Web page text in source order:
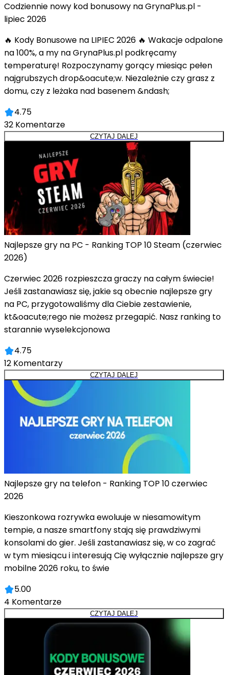
Codziennie nowy kod bonusowy na GrynaPlus.pl -
lipiec 2026
🔥 Kody Bonusowe na LIPIEC 2026 🔥 Wakacje odpalone
na 100%, a my na GrynaPlus.pl podkręcamy
temperaturę! Rozpoczynamy gorący miesiąc pełen
najgrubszych drop&oacute;w. Niezależnie czy grasz z
domu, czy z leżaka nad basenem &ndash;
4.75
32 Komentarze
CZYTAJ DALEJ
Najlepsze gry na PC - Ranking TOP 10 Steam (czerwiec
2026)
Czerwiec 2026 rozpieszcza graczy na całym świecie!
Jeśli zastanawiasz się, jakie są obecnie najlepsze gry
na PC, przygotowaliśmy dla Ciebie zestawienie,
kt&oacute;rego nie możesz przegapić. Nasz ranking to
starannie wyselekcjonowa
4.75
12 Komentarzy
CZYTAJ DALEJ
Najlepsze gry na telefon - Ranking TOP 10 czerwiec
2026
Kieszonkowa rozrywka ewoluuje w niesamowitym
tempie, a nasze smartfony stają się prawdziwymi
konsolami do gier. Jeśli zastanawiasz się, w co zagrać
w tym miesiącu i interesują Cię wyłącznie najlepsze gry
mobilne 2026 roku, to świe
5.00
4 Komentarze
CZYTAJ DALEJ